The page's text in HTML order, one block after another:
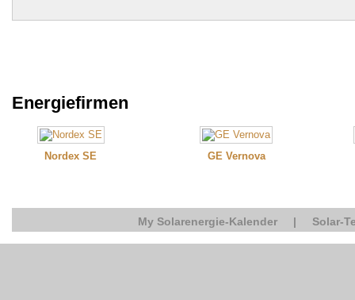
Energiefirmen
Nordex SE GE Vernova
My Solarenergie-Kalender | Solar-